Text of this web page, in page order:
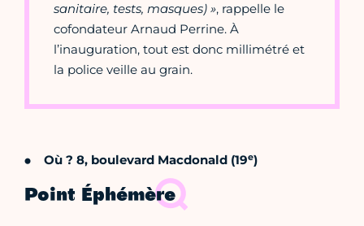
sanitaire, tests, masques) », rappelle le
cofondateur Arnaud Perrine. À
l’inauguration, tout est donc millimétré et
la police veille au grain.
Où ? 8, boulevard Macdonald (19e)
Point Éphémère